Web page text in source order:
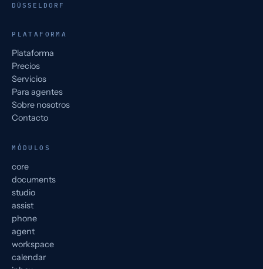
DÜSSELDORF
PLATAFORMA
Plataforma
Precios
Servicios
Para agentes
Sobre nosotros
Contacto
MÓDULOS
core
documents
studio
assist
phone
agent
workspace
calendar